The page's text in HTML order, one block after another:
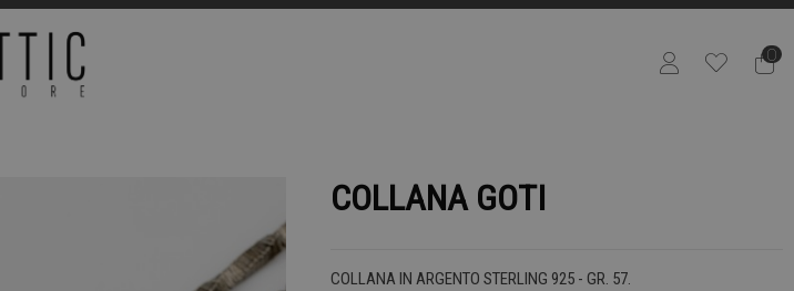
0
COLLANA GOTI
COLLANA IN ARGENTO STERLING 925 - GR. 57.